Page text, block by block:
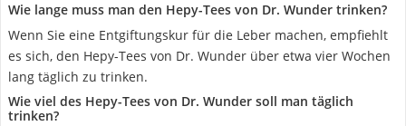
Wie lange muss man den Hepy-Tees von Dr. Wunder trinken?
Wenn Sie eine Entgiftungskur für die Leber machen, empfiehlt
es sich, den Hepy-Tees von Dr. Wunder über etwa vier Wochen
lang täglich zu trinken.
Wie viel des Hepy-Tees von Dr. Wunder soll man täglich
trinken?